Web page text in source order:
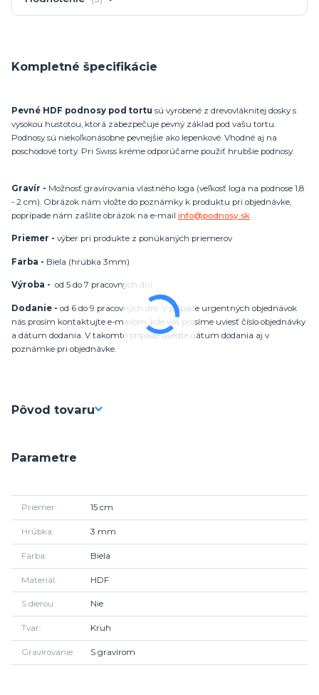
Kompletné špecifikácie
Pevné HDF podnosy pod tortu sú vyrobené z drevovláknitej dosky s
vysokou hustotou, ktorá zabezpečuje pevný základ pod vašu tortu.
Podnosy sú niekoľkonásobne pevnejšie ako lepenkové. Vhodné aj na
poschodové torty. Pri Swiss kréme odporúčame použiť hrubšie podnosy.
Gravír - Možnosť gravírovania vlastného loga (veľkosť loga na podnose 1,8
- 2 cm). Obrázok nám vložte do poznámky k produktu pri objednávke,
poprípade nám zašlite obrázok na e-mail info@podnosy.sk
Priemer - výber pri produkte z ponúkaných priemerov
Farba - Biela (hrúbka 3mm)
Výroba - od 5 do 7 pracovných dní
Dodanie - od 6 do 9 pracovných dní. V prípade urgentných objednávok
nás prosím kontaktujte e-mailom, kde vás prosíme uviesť číslo objednávky
a dátum dodania. V takomto prípade uvedte dátum dodania aj v
poznámke pri objednávke.
Pôvod tovaru
Parametre
Priemer 15 cm
Hrúbka 3 mm
Farba Biela
Materiál HDF
S dierou Nie
Tvar Kruh
Gravírovanie S gravírom